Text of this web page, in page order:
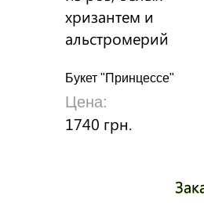
Букет "Принцессе"
Цена:
1740 грн.